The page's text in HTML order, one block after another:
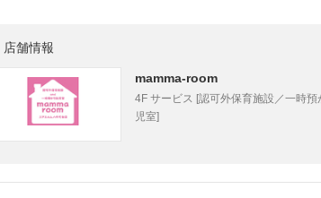
店舗情報
mamma-room
4F サービス [認可外保育施設／一時預
児室]